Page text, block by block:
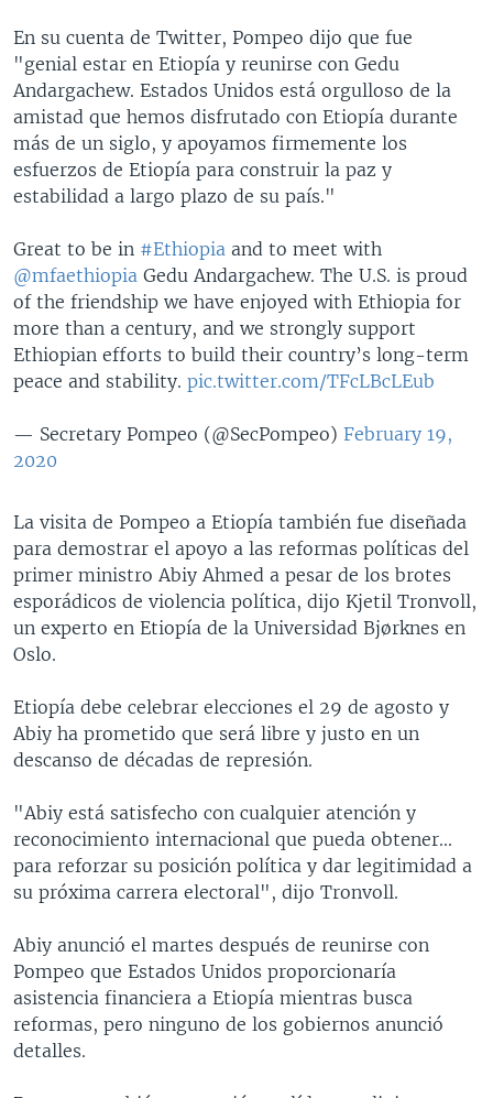
En su cuenta de Twitter, Pompeo dijo que fue
"genial estar en Etiopía y reunirse con Gedu
Andargachew. Estados Unidos está orgulloso de la
amistad que hemos disfrutado con Etiopía durante
más de un siglo, y apoyamos firmemente los
esfuerzos de Etiopía para construir la paz y
estabilidad a largo plazo de su país."
Great to be in #Ethiopia and to meet with
@mfaethiopia Gedu Andargachew. The U.S. is proud
of the friendship we have enjoyed with Ethiopia for
more than a century, and we strongly support
Ethiopian efforts to build their country’s long-term
peace and stability. pic.twitter.com/TFcLBcLEub
— Secretary Pompeo (@SecPompeo) February 19,
2020
La visita de Pompeo a Etiopía también fue diseñada
para demostrar el apoyo a las reformas políticas del
primer ministro Abiy Ahmed a pesar de los brotes
esporádicos de violencia política, dijo Kjetil Tronvoll,
un experto en Etiopía de la Universidad Bjørknes en
Oslo.
Etiopía debe celebrar elecciones el 29 de agosto y
Abiy ha prometido que será libre y justo en un
descanso de décadas de represión.
"Abiy está satisfecho con cualquier atención y
reconocimiento internacional que pueda obtener...
para reforzar su posición política y dar legitimidad a
su próxima carrera electoral", dijo Tronvoll.
Abiy anunció el martes después de reunirse con
Pompeo que Estados Unidos proporcionaría
asistencia financiera a Etiopía mientras busca
reformas, pero ninguno de los gobiernos anunció
detalles.